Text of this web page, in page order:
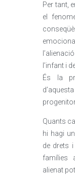
Per tant,
el
l’infant i
És la
Quants
hi hagi
de drets
famílies
alienat